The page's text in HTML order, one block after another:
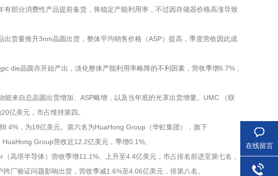
部分消费性产品提前备货，将稳定产能利用率，不过因存储器价格高涨导致
货量推升3nm晶圆出货，整体平均销售价格（ASP）提高，季度营收因此成
die晶圆亦开始产出，淡化整体产能利用率略降的不利因素，营收季增6.7%，
来自总晶圆出货增加、ASP略增，以及当年底的光罩出货增量。UMC （联
亿美元，市占维持第四。
，为18亿美元。第六名为HuaHong Group（华虹集团），旗下
Group营收近12.2亿美元，季增0.1%。
高塔半导体）营收季增11.1%、上升至4.4亿美元，市占排名前进至第七名，
厂验证问题影响出货，营收季减1.6%至4.06亿美元，排第八名。
在线留言